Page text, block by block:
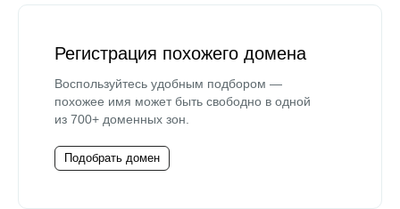
Регистрация похожего домена
Воспользуйтесь удобным подбором —
похожее имя может быть свободно в одной
из 700+ доменных зон.
Подобрать домен